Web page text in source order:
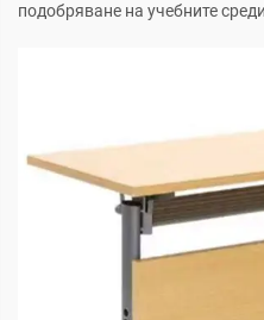
подобряване на учебните